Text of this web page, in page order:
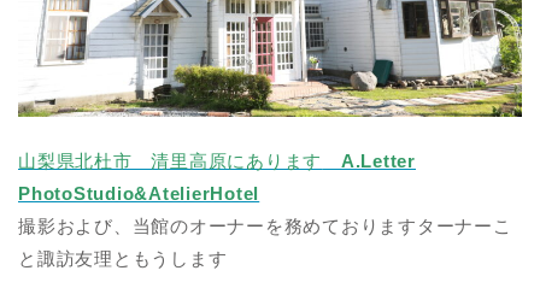
山梨県北杜市 清里高原にあります
A.Letter
PhotoStudio&AtelierHotel
撮影および、当館のオーナーを務めておりますターナーこ
と諏訪友理ともうします